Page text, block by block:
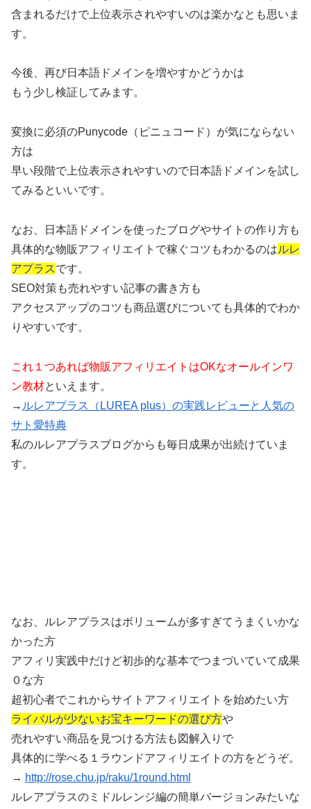
含まれるだけで上位表示されやすいのは楽かなとも思いま
す。
今後、再び日本語ドメインを増やすかどうかは
もう少し検証してみます。
変換に必須のPunycode（ピニュコード）が気にならない
方は
早い段階で上位表示されやすいので日本語ドメインを試し
てみるといいです。
なお、日本語ドメインを使ったブログやサイトの作り方も
具体的な物販アフィリエイトで稼ぐコツもわかるのはルレ
アプラスです。
SEO対策も売れやすい記事の書き方も
アクセスアップのコツも商品選びについても具体的でわか
りやすいです。
これ１つあれば物販アフィリエイトはOKなオールインワ
ン教材といえます。
→ ルレアプラス（LUREA plus）の実践レビューと人気の
サト愛特典
私のルレアプラスブログからも毎日成果が出続けていま
す。
なお、ルレアプラスはボリュームが多すぎてうまくいかな
かった方
アフィリ実践中だけど初歩的な基本でつまづいていて成果
０な方
超初心者でこれからサイトアフィリエイトを始めたい方
ライバルが少ないお宝キーワードの選び方や
売れやすい商品を見つける方法も図解入りで
具体的に学べる１ラウンドアフィリエイトの方をどうぞ。
→ http://rose.chu.jp/raku/1round.html
ルレアプラスのミドルレンジ編の簡単バージョンみたいな